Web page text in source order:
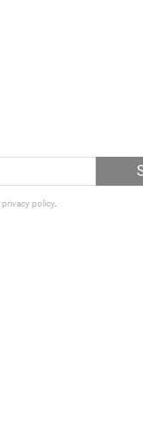
privacy policy.